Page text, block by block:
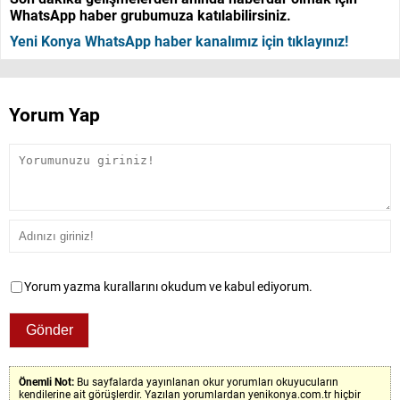
WhatsApp haber grubumuza katılabilirsiniz.
Yeni Konya WhatsApp haber kanalımız için tıklayınız!
Yorum Yap
Yorum yazma kurallarını okudum ve kabul ediyorum.
Önemli Not: Bu sayfalarda yayınlanan okur yorumları okuyucuların
kendilerine ait görüşlerdir. Yazılan yorumlardan yenikonya.com.tr hiçbir